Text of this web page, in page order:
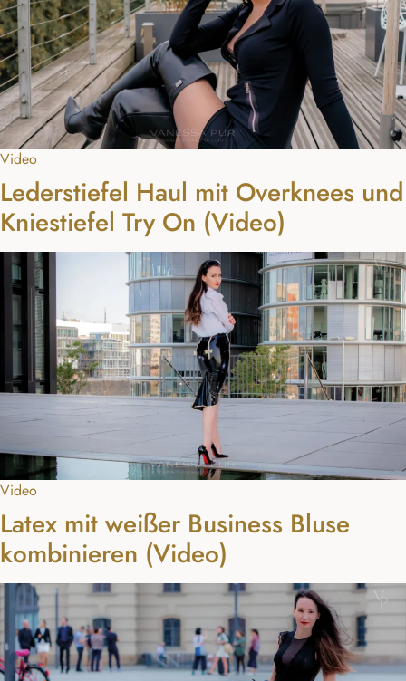
Video
Lederstiefel Haul mit Overknees und
Kniestiefel Try On (Video)
Video
Latex mit weißer Business Bluse
kombinieren (Video)